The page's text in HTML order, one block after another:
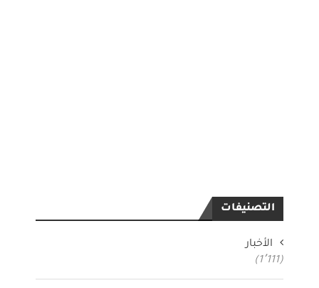
التصنيفات
الأخبار
(1٬111)